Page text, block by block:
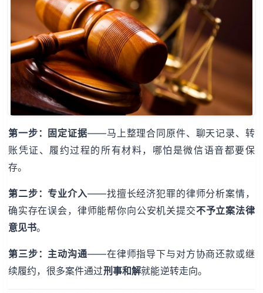
第一步：固定证据——马上整理合同原件、聊天记录、转
账凭证、履约过程的所有材料，哪怕是微信语音都要保
存。
第二步：专业介入——找擅长经济犯罪的律师分析案情，
确实存在误会，律师能帮你向公安机关提交不予立案法律
意见书。
第三步：主动沟通——在律师指导下与对方协商还款或继
续履约，很多案件通过刑事和解就能逆转走向。